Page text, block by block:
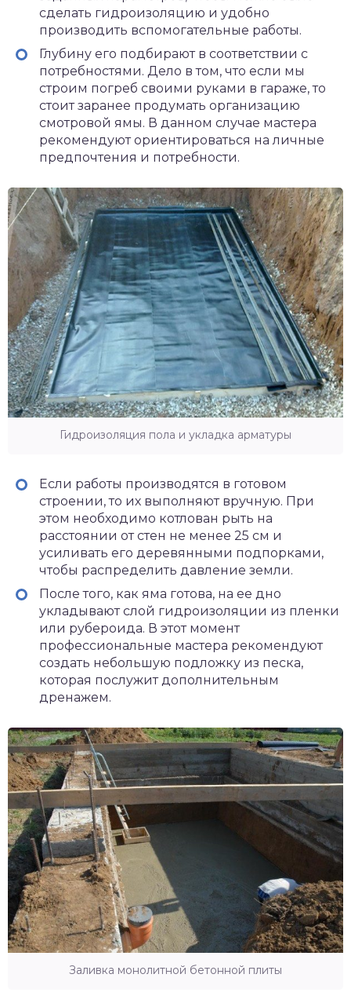
сделать гидроизоляцию и удобно
производить вспомогательные работы.
Глубину его подбирают в соответствии с
потребностями. Дело в том, что если мы
строим погреб своими руками в гараже, то
стоит заранее продумать организацию
смотровой ямы. В данном случае мастера
рекомендуют ориентироваться на личные
предпочтения и потребности.
Гидроизоляция пола и укладка арматуры
Если работы производятся в готовом
строении, то их выполняют вручную. При
этом необходимо котлован рыть на
расстоянии от стен не менее 25 см и
усиливать его деревянными подпорками,
чтобы распределить давление земли.
После того, как яма готова, на ее дно
укладывают слой гидроизоляции из пленки
или рубероида. В этот момент
профессиональные мастера рекомендуют
создать небольшую подложку из песка,
которая послужит дополнительным
дренажем.
Заливка монолитной бетонной плиты